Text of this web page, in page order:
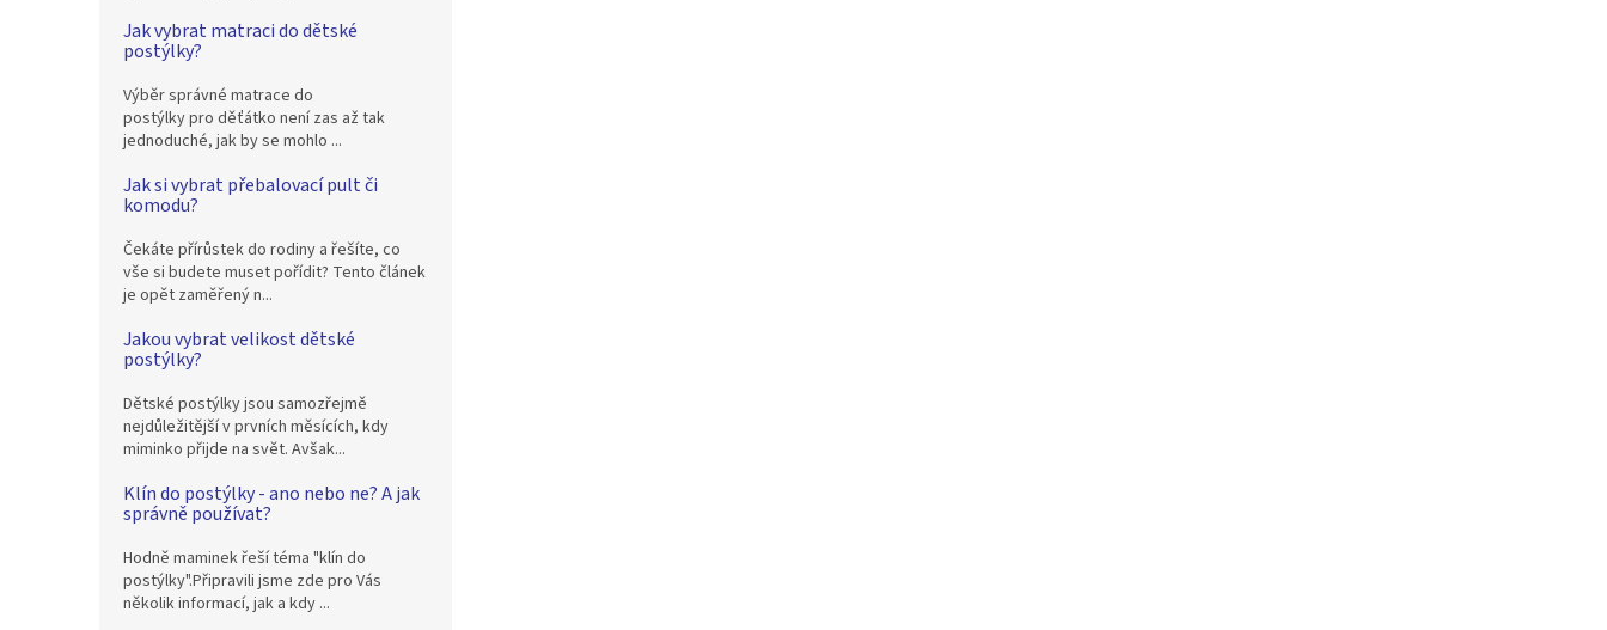
Jak vybrat matraci do dětské
postýlky?
Výběr správné matrace do
postýlky pro děťátko není zas až tak
jednoduché, jak by se mohlo ...
Jak si vybrat přebalovací pult či
komodu?
Čekáte přírůstek do rodiny a řešíte, co
vše si budete muset pořídit? Tento článek
je opět zaměřený n...
Jakou vybrat velikost dětské
postýlky?
Dětské postýlky jsou samozřejmě
nejdůležitější v prvních měsících, kdy
miminko přijde na svět. Avšak...
Klín do postýlky - ano nebo ne? A jak
správně používat?
Hodně maminek řeší téma "klín do
postýlky".Připravili jsme zde pro Vás
několik informací, jak a kdy ...